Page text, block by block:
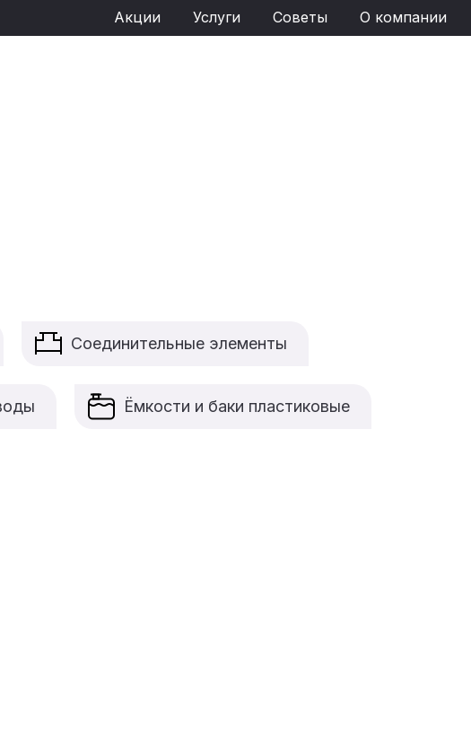
Акции Услуги Советы О компании
Соединительные элементы
Ёмкости и баки пластиковые